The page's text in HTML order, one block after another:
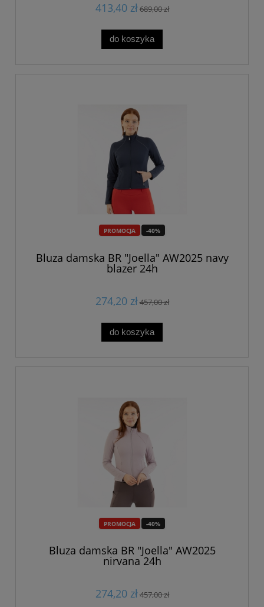
413,40 zł689,00 zł
do koszyka
PROMOCJA -40%
Bluza damska BR "Joella" AW2025 navy
blazer 24h
274,20 zł457,00 zł
do koszyka
PROMOCJA -40%
Bluza damska BR "Joella" AW2025
nirvana 24h
274,20 zł457,00 zł